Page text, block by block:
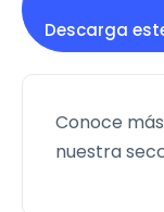
Descarga
Conoce
nuestra